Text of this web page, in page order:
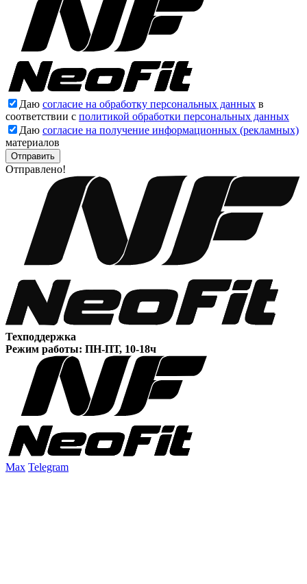
Даю согласие на обработку персональных данных в
соответствии с политикой обработки персональных данных
Даю согласие на получение информационных (рекламных)
материалов
Отправлено!
Техподдержка
Режим работы: ПН-ПТ, 10-18ч
Max Telegram